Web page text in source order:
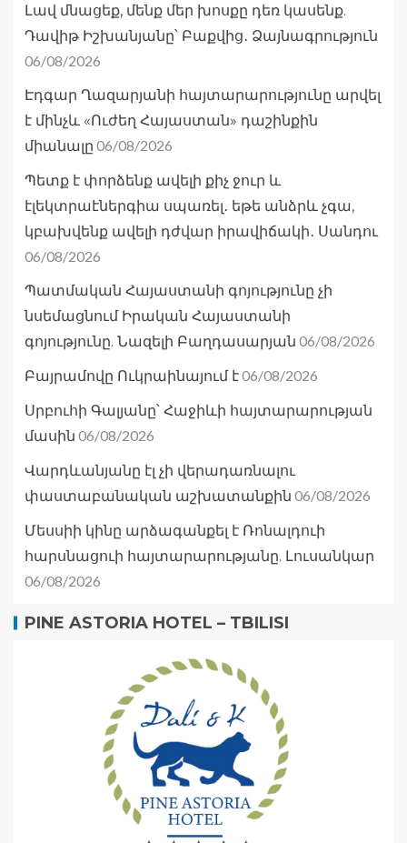
Լավ մնացեք, մենք մեր խոսքը դեռ կասենք.
Դավիթ Իշխանյանը՝ Բաքվից․ Ձայնագրություն
06/08/2026
Էդգար Ղազարյանի հայտարարությունը արվել
է մինչև «Ուժեղ Հայաստան» դաշինքին
միանալը 06/08/2026
Պետք է փորձենք ավելի քիչ ջուր և
էլեկտրաէներգիա սպառել․ եթե անձրև չգա,
կբախվենք ավելի դժվար իրավիճակի․ Սանդու
06/08/2026
Պատմական Հայաստանի գոյությունը չի
նսեմացնում Իրական Հայաստանի
գոյությունը. Նազելի Բաղդասարյան 06/08/2026
Բայրամովը Ուկրաինայում է06/08/2026
Սրբուհի Գալյանը՝ Հաջիևի հայտարարության
մասին 06/08/2026
Վարդևանյանը էլ չի վերադառնալու
փաստաբանական աշխատանքին 06/08/2026
Մեսսիի կինը արձագանքել է Ռոնալդուի
հարսնացուի հայտարարությանը. Լուսանկար
06/08/2026
PINE ASTORIA HOTEL – TBILISI